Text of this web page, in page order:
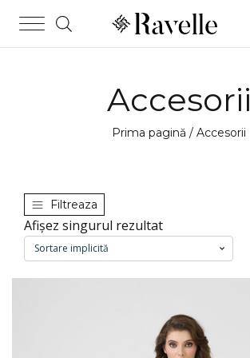
Accesorii
Prima pagină / Accesorii
Filtreaza
Afișez singurul rezultat